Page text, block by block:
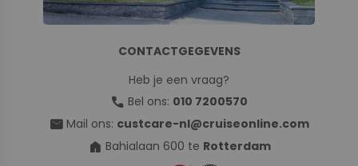
CONTACTGEGEVENS
Heb je een vraag?
call Bel ons: 010 7200570
mail Mail ons: custcare-nl@cruiseonline.com
home Bahialaan 600 te Rotterdam